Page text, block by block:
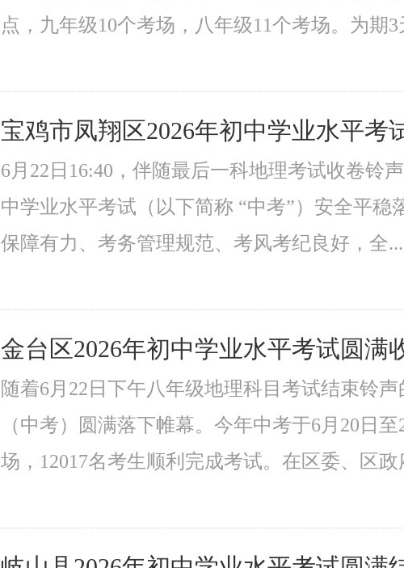
点，九年级10个考场，八年级11个考场。为期3
宝鸡市凤翔区2026年初中学业水平考
6月22日16:40，伴随最后一科地理考试收卷铃
中学业水平考试（以下简称 “中考”）安全平
保障有力、考务管理规范、考风考纪良好，全...
金台区2026年初中学业水平考试圆满
随着6月22日下午八年级地理科目考试结束铃
（中考）圆满落下帷幕。今年中考于6月20日
场，12017名考生顺利完成考试。在区委、区政